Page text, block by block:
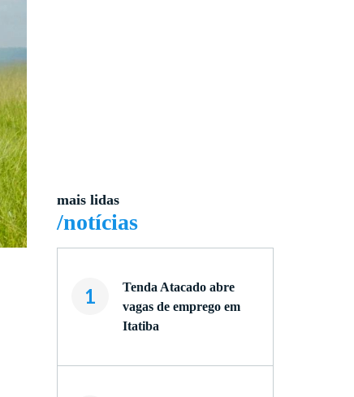
mais lidas
/notícias
1
Tenda Atacado abre
vagas de emprego em
Itatiba